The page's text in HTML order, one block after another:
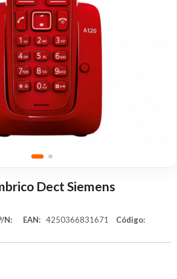
Dect Siemens
N: EAN: 4250366831671 Código: